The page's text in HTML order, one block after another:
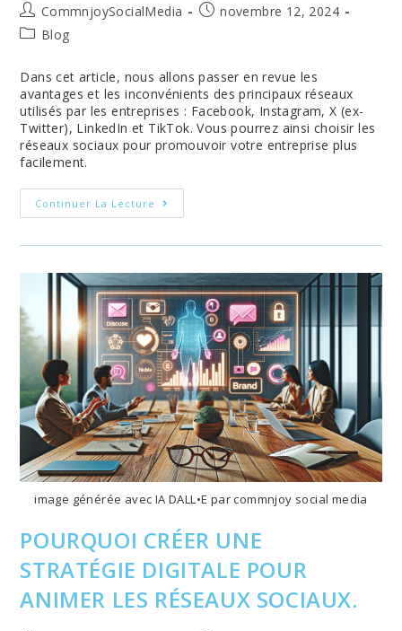
Auteur/autrice
de
CommnjoySocialMedia
Publication
novembre 12, 2024
PostBlog
Dans cet article, nous allons passer en revue les
avantages et les inconvénients des principaux réseaux
utilisés par les entreprises : Facebook, Instagram, X (ex-
Twitter), LinkedIn et TikTok. Vous pourrez ainsi choisir les
réseaux sociaux pour promouvoir votre entreprise plus
facilement.
Continuer La Lecture Comment
Choisir
Réseaux
Son
Entreprise
?
image générée avec IA DALL•E par commnjoy social media
POURQUOI CRÉER UNE
STRATÉGIE DIGITALE POUR
ANIMER LES RÉSEAUX SOCIAUX.